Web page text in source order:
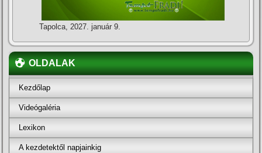
Tapolca, 2027. január 9.
OLDALAK
Kezdőlap
Videógaléria
Lexikon
A kezdetektől napjainkig